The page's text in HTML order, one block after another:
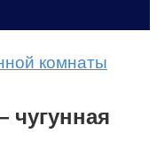
комнаты